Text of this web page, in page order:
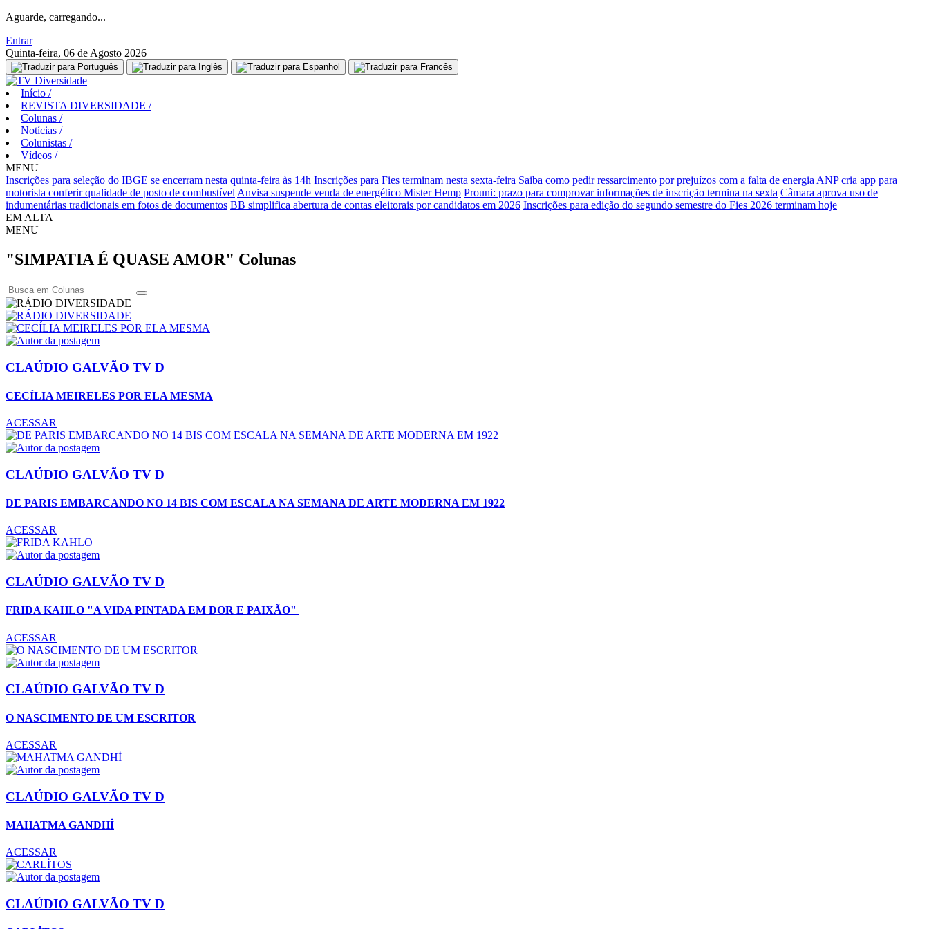
Aguarde, carregando...
Entrar
Quinta-feira, 06 de Agosto 2026
Início /
REVISTA DIVERSIDADE /
Colunas /
Notícias /
Colunistas /
Vídeos /
MENU
Inscrições para seleção do IBGE se encerram nesta quinta-feira às 14h Inscrições para Fies terminam nesta sexta-feira Saiba como pedir ressarcimento por prejuízos com a falta de energia ANP cria app para
motorista conferir qualidade de posto de combustível Anvisa suspende venda de energético Mister Hemp Prouni: prazo para comprovar informações de inscrição termina na sexta Câmara aprova uso de
indumentárias tradicionais em fotos de documentos BB simplifica abertura de contas eleitorais por candidatos em 2026 Inscrições para edição do segundo semestre do Fies 2026 terminam hoje
EM ALTA
MENU
"SIMPATIA É QUASE AMOR" Colunas
CLAÚDIO GALVÃO TV D
CECÍLIA MEIRELES POR ELA MESMA
ACESSAR
CLAÚDIO GALVÃO TV D
DE PARIS EMBARCANDO NO 14 BIS COM ESCALA NA SEMANA DE ARTE MODERNA EM 1922
ACESSAR
CLAÚDIO GALVÃO TV D
FRIDA KAHLO "A VIDA PINTADA EM DOR E PAIXÃO"
ACESSAR
CLAÚDIO GALVÃO TV D
O NASCIMENTO DE UM ESCRITOR
ACESSAR
CLAÚDIO GALVÃO TV D
MAHATMA GANDHİ
ACESSAR
CLAÚDIO GALVÃO TV D